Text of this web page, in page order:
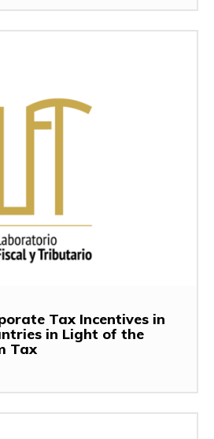
Tax Incentives in
in Light of the
Tax